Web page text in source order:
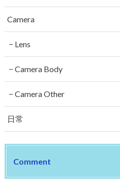
Camera
Lens
Camera Body
Camera Other
日常
Comment